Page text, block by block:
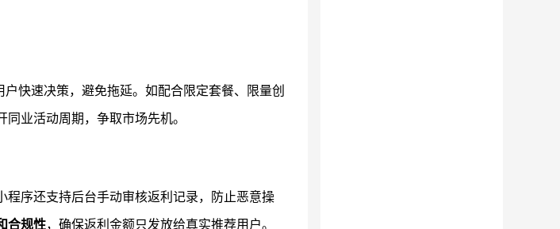
快速决策，避免拖延。如配合限定套餐、限量创
业活动周期，争取市场先机。
程序还支持后台手动审核返利记录，防止恶意操
合规性，确保返利金额只发放给真实推荐用户。